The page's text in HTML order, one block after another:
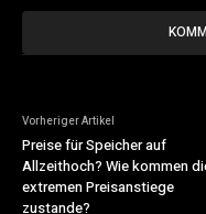
Vorheriger Artikel
Preise für Speicher auf
Allzeithoch? Wie kommen
extremen Preisanstiege
zustande?